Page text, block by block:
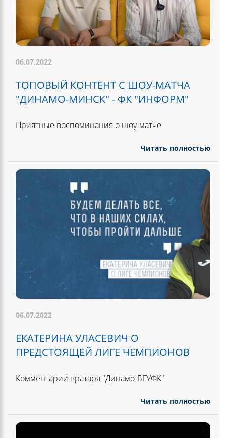
06.07.2022
ТОПОВЫЙ КОНТЕНТ С ШОУ-МАТЧА
"ДИНАМО-МИНСК" - ФК "ИНФОРМ"
Приятные воспоминания о шоу-матче
Читать полностью
06.07.2022
ЕКАТЕРИНА УЛАСЕВИЧ О
ПРЕДСТОЯЩЕЙ ЛИГЕ ЧЕМПИОНОВ
Комментарии вратаря "Динамо-БГУФК"
Читать полностью